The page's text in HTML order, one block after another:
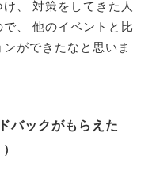
対策をしてきた人
で
他のイベントと比
ができたなと思いま
バックがもらえた
)